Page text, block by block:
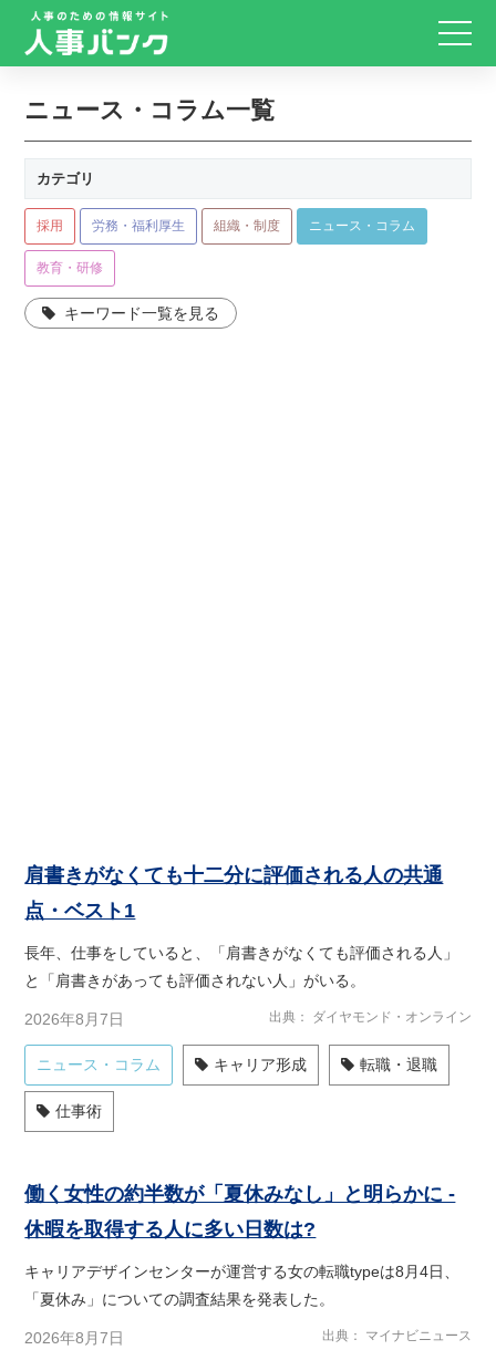
ニュース・コラム一覧
カテゴリ
採用 労務・福利厚生 組織・制度 ニュース・コラム
教育・研修
キーワード一覧を見る
肩書きがなくても十二分に評価される人の共通
点・ベスト1
長年、仕事をしていると、「肩書きがなくても評価される人」
と「肩書きがあっても評価されない人」がいる。
2026年8月7日 出典 ダイヤモンド・オンライン
ニュース・コラム キャリア形成 転職・退職
仕事術
働く女性の約半数が「夏休みなし」と明らかに -
休暇を取得する人に多い日数は?
キャリアデザインセンターが運営する女の転職typeは8月4日、
「夏休み」についての調査結果を発表した。
2026年8月7日 出典 マイナビニュース